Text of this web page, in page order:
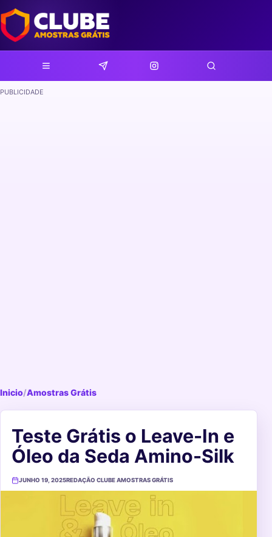
PUBLICIDADE
Inicio/Amostras Grátis
Teste Grátis o Leave-In e
Óleo da Seda Amino-Silk
JUNHO 19, 2025REDAÇÃO CLUBE AMOSTRAS GRÁTIS